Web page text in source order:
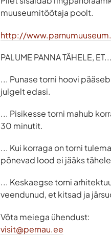
muuseumitöötaja poolt.
http://
PALUME PANNA TÄHELE, ET...
... Punase torni hoovi
julgelt edasi.
... Pisikesse torni mahub
30 minutit.
... Kui korraga on torni
põnevad lood ei jääks
... Keskaegse torni
veendunud, et kitsad ja
Võta meiega ühendust:
visit@pernau.ee